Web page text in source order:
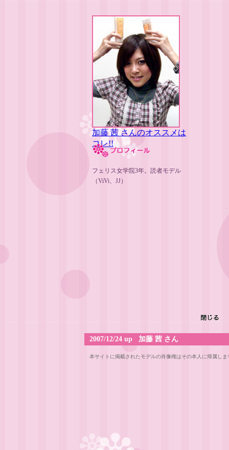
加藤 茜 さんのオススメは
コレ!!
フェリス女学院3年。読者モデル
（ViVi、JJ）
2007/12/24 up 加藤 茜 さん
本サイトに掲載されたモデルの肖像権はその本人に帰属し